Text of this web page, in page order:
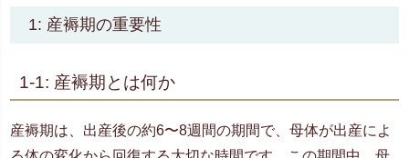
1: 産褥期の重要性
1-1: 産褥期とは何か
産褥期は、出産後の約6〜8週間の期間で、母体が出産によ